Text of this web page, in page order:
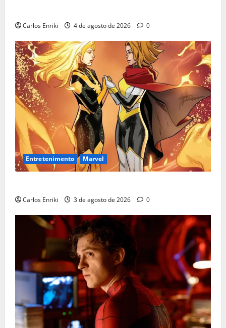
Carlos Enriki 4 de agosto de 2026 0
Entretenimento Marvel
Carlos Enriki 3 de agosto de 2026 0